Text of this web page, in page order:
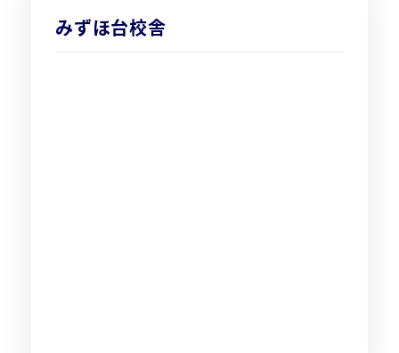
みずほ台校舎